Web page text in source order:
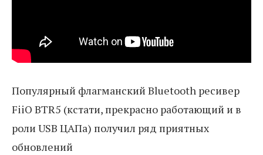
Популярный флагманский Bluetooth ресивер
FiiO BTR5 (кстати, прекрасно работающий и в
роли USB ЦАПа) получил ряд приятных
обновлений